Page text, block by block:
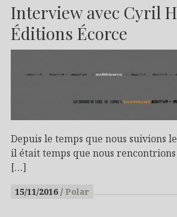
Interview avec Cyril
Éditions Écorce
Depuis le temps que nous suivions
il était temps que nous
[…]
15/11/2016 Polar